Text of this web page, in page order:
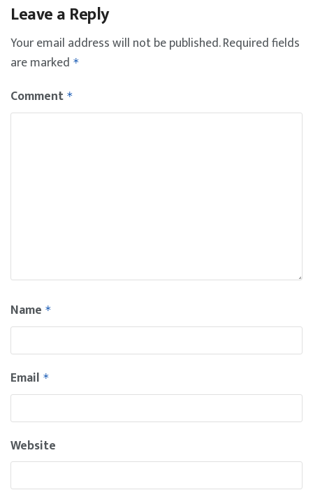
Leave a Reply
Your email address will not be published.Required fields
are marked *
Comment *
Name *
Email *
Website